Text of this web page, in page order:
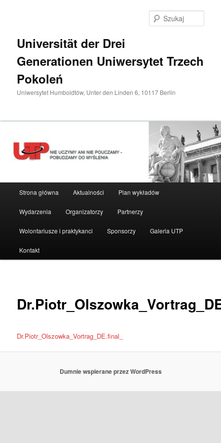
Universität der Drei
Generationen Uniwersytet Trzech
Pokoleń
Uniwersytet Humboldtów, Unter den Linden 6, 10117 Berlin
Strona główna Aktualności Plan wykładów
Wydarzenia Organizatorzy Partnerzy
Wolontariusze i praktykanci Sponsorzy Galeria UTP
Kontakt
Dr.Piotr_Olszowka_Vortrag_DE.final_
Dumnie wspierane przez WordPress